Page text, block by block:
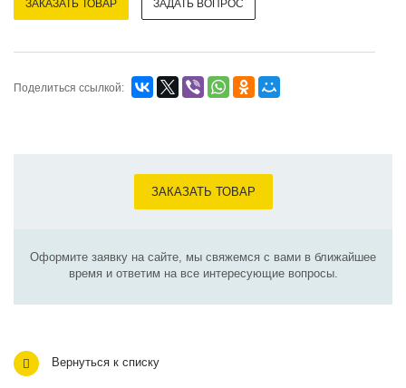
ЗАКАЗАТЬ ТОВАР ЗАДАТЬ ВОПРОС
Поделиться ссылкой:
ЗАКАЗАТЬ ТОВАР
Оформите заявку на сайте, мы свяжемся с вами в ближайшее
время и ответим на все интересующие вопросы.
Вернуться к списку